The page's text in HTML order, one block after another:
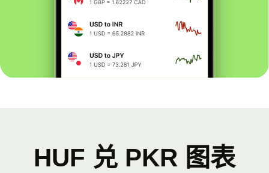
HUF 兑 PKR 图表